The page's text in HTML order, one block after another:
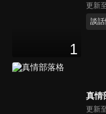
1
更新
談話
真情
更新